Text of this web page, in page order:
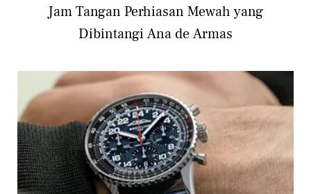
Jam Tangan Perhiasan Mewah yang
Dibintangi Ana de Armas